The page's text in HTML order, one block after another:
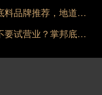
2026重庆十大火锅底料品牌推荐，地道老味全解析
2026年开火锅店要不要试营业？掌邦底料给你底气